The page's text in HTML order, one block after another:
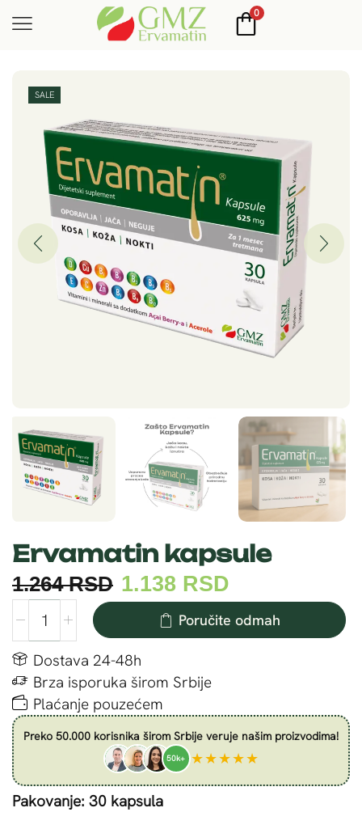
0
SALE
Ervamatin kapsule
1.264RSD 1.138 RSD
Poručite odmah
Dostava 24-48h
Brza isporuka širom Srbije
Plaćanje pouzećem
Preko 50.000 korisnika širom Srbije veruje našim proizvodima!
50k+ ★★★★★
Pakovanje: 30 kapsula